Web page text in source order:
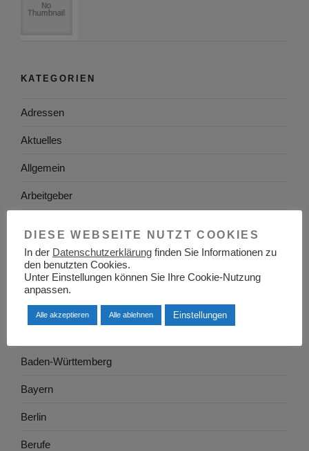
KATEGORIEN
Adressen
Aktuelles
Allgemein
Arbeitgeber
Arbeitsrecht
Arbeitswelt
Arbeitszeugnis
Baden-Württemberg
Bayern
Berlin
Berufe
DIESE WEBSEITE NUTZT COOKIES
In der Datenschutzerklärung finden Sie Informationen zu
den benutzten Cookies.
Unter Einstellungen können Sie Ihre Cookie-Nutzung
anpassen.
Alle akzeptieren Alle ablehnen Einstellungen